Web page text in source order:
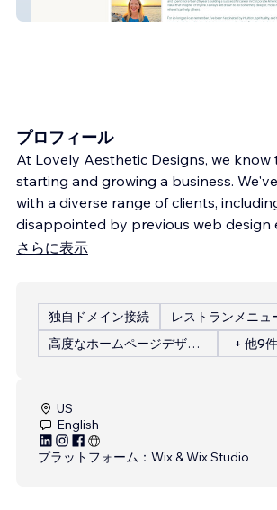
Soul Alignment Sessi
プロフィール
At Lovely Aesthetic Designs, we
starting and growing a business.
with a diverse range of clients,
disappointed by previous web design
さらに表示
独自ドメイン接続
レストランメニュ
高度なホームページデザイン
+ 他9件
US
English
プラットフォーム： Wix & Wix Studio